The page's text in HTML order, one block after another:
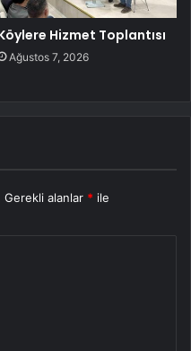
Hizmet Toplantısı
Ağustos 7, 2026
Gerekli alanlar * ile